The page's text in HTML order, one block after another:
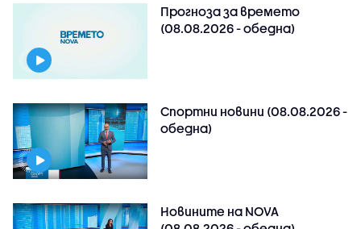
Прогноза за времето
(08.08.2026 - обедна)
Спортни новини (08.08.2026 -
обедна)
Новините на NOVA